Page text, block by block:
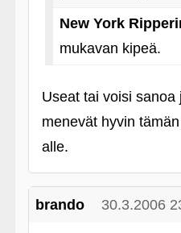
New York
mukavan kipeä.
Useat tai voisi
menevät hyvin
alle.
brando 30.3.2006